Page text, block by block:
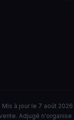
à jour le 7 août 2026
Adjugé n'organise